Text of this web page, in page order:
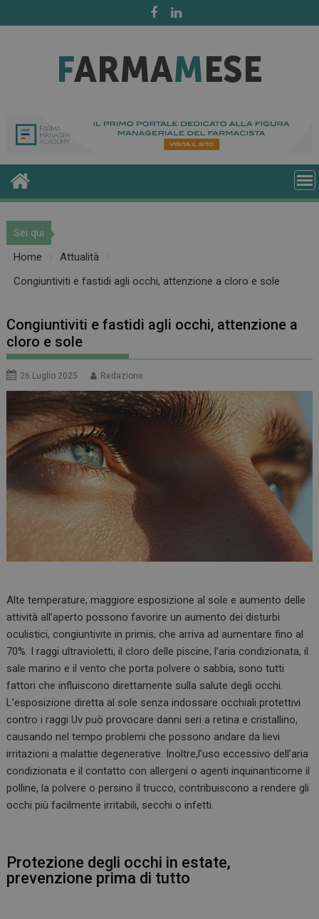
to
Sei qui
Home
Attualità
Congiuntiviti e fastidi agli occhi, attenzione a cloro e sole
Congiuntiviti e fastidi agli occhi, attenzione a
cloro e sole
26 Luglio 2025 Redazione
Alte temperature, maggiore esposizione al sole e aumento delle
attività all’aperto possono favorire un aumento dei disturbi
oculistici, congiuntivite in primis, che arriva ad aumentare fino al
70%. I raggi ultravioletti, il cloro delle piscine, l’aria condizionata, il
sale marino e il vento che porta polvere o sabbia, sono tutti
fattori che influiscono direttamente sulla salute degli occhi.
L’esposizione diretta al sole senza indossare occhiali protettivi
contro i raggi Uv può provocare danni seri a retina e cristallino,
causando nel tempo problemi che possono andare da lievi
irritazioni a malattie degenerative. Inoltre,l’uso eccessivo dell’aria
condizionata e il contatto con allergeni o agenti inquinanticome il
polline, la polvere o persino il trucco, contribuiscono a rendere gli
occhi più facilmente irritabili, secchi o infetti.
Protezione degli occhi in estate,
prevenzione prima di tutto